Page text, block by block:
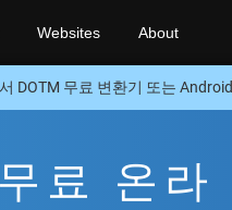
Websites About
DOTM 무료 변환기 또는
료 온라